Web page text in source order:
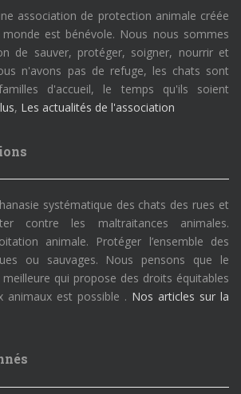
association de protection animale créée
est bénévole. Nous nous sommes
de sauver, protéger, soigner, nourrir et
n'avons pas de refuge, les chats sont
d'accueil, le temps qu'ils soient
, Les actualités de l'association
systématique des chats des rues et
contre les maltraitances animales.
animale. Protéger l’ensemble des
ou sauvages. Nous pensons que le
meilleure qui propose des droits équitables
animaux est possible . Nos articles sur la